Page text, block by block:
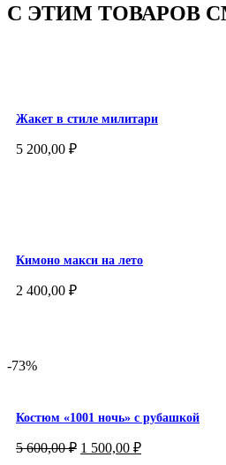
С ЭТИМ ТОВАРОВ
Жакет в стиле милитари
5 200,00 ₽
Кимоно макси на лето
2 400,00 ₽
-73%
Костюм «1001 ночь» с рубашкой
5 600,00₽ Первоначальная
1 500,00 ₽Текущая